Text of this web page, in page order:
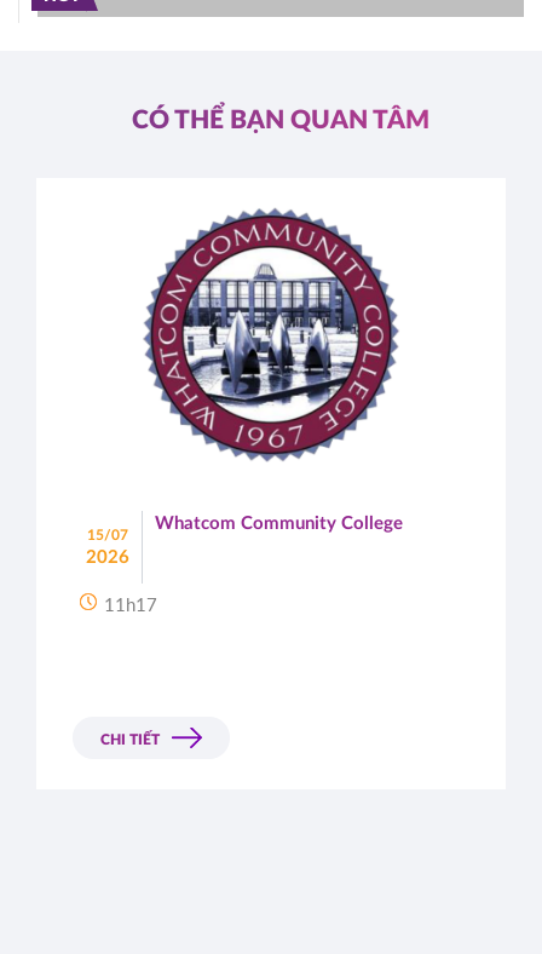
CÓ THỂ BẠN QUAN TÂM
15/07
2026
Whatcom Community College
11h17
CHI TIẾT